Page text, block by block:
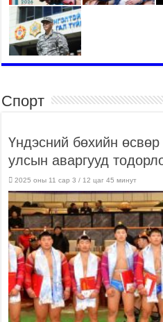
Спорт
Үндэсний бөхийн
улсын аваргууд
2025 оны 11 сар 3 / 12 цаг 45 минут